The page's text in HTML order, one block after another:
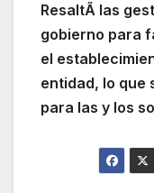
ResaltÃ las
gobierno para
el
entidad, lo que
para las y los